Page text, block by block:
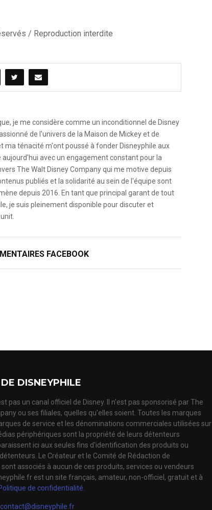
/ Reproduction interdite
je me considère comme un inconditionnel de Disney
de l'univers de la Maison de Mickey et de
ma ténacité m'ont poussé à fonder Disneyphile aux
avec un engagement constant pour la
The Walt Disney Company qui me motive depuis
publiés et la solidarité au sein de l'équipe sont
depuis 2016. En tant que principal garant de tout
je suis pleinement disponible pour discuter et
FACEBOOK
DISNEYPHILE
pas un canal officiel de Disney. Il n'est pas sponsorisé par The
ou ses filiales, quelles qu'elles soient. Toutes les marques
de service et les dénominations commerciales utilisées sur
périphériques sont la propriété de leurs détenteurs
ici aux seules fins d'identification des produits ou
Le Créateur et le Comité de Rédaction de
associés à aucun de ces produits, services ou vendeurs
est un site français, amateur, non-officiel, gratuit et à
de confidentialité.
contact@disneyphile.fr